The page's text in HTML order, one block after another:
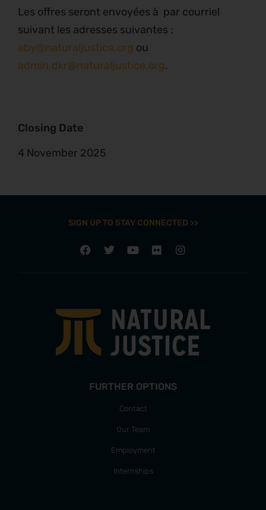
Les offres seront envoyées à par courriel
suivant les adresses suivantes :
aby@naturaljustice.org ou
admin.dkr@naturaljustice.org.
Closing Date
4 November 2025
SIGN UP TO STAY CONNECTED >>
FURTHER OPTIONS
Contact
Our Team
Employment
Internships